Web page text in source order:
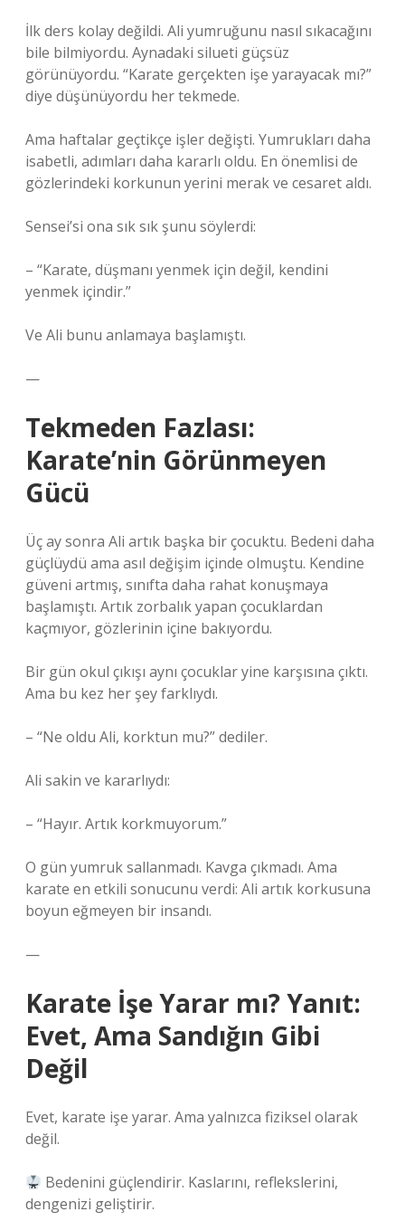
İlk ders kolay değildi. Ali yumruğunu nasıl sıkacağını
bile bilmiyordu. Aynadaki silueti güçsüz
görünüyordu. “Karate gerçekten işe yarayacak mı?”
diye düşünüyordu her tekmede.
Ama haftalar geçtikçe işler değişti. Yumrukları daha
isabetli, adımları daha kararlı oldu. En önemlisi de
gözlerindeki korkunun yerini merak ve cesaret aldı.
Sensei’si ona sık sık şunu söylerdi:
– “Karate, düşmanı yenmek için değil, kendini
yenmek içindir.”
Ve Ali bunu anlamaya başlamıştı.
—
Tekmeden Fazlası:
Karate’nin Görünmeyen
Gücü
Üç ay sonra Ali artık başka bir çocuktu. Bedeni daha
güçlüydü ama asıl değişim içinde olmuştu. Kendine
güveni artmış, sınıfta daha rahat konuşmaya
başlamıştı. Artık zorbalık yapan çocuklardan
kaçmıyor, gözlerinin içine bakıyordu.
Bir gün okul çıkışı aynı çocuklar yine karşısına çıktı.
Ama bu kez her şey farklıydı.
– “Ne oldu Ali, korktun mu?” dediler.
Ali sakin ve kararlıydı:
– “Hayır. Artık korkmuyorum.”
O gün yumruk sallanmadı. Kavga çıkmadı. Ama
karate en etkili sonucunu verdi: Ali artık korkusuna
boyun eğmeyen bir insandı.
—
Karate İşe Yarar mı? Yanıt:
Evet, Ama Sandığın Gibi
Değil
Evet, karate işe yarar. Ama yalnızca fiziksel olarak
değil.
Bedenini güçlendirir. Kaslarını, reflekslerini,
dengenizi geliştirir.